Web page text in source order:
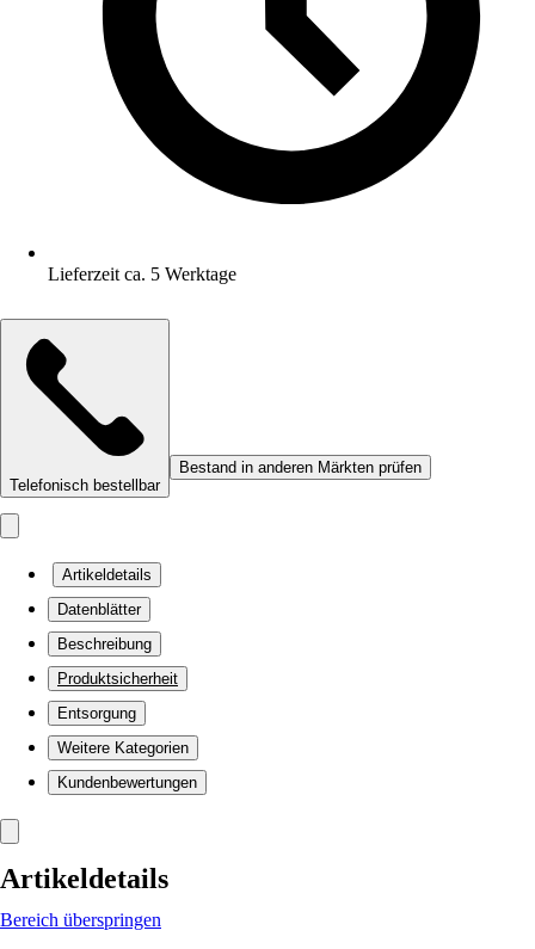
Lieferzeit ca. 5 Werktage
Telefonisch bestellbar
Bestand in anderen Märkten prüfen
Artikeldetails
Datenblätter
Beschreibung
Produktsicherheit
Entsorgung
Weitere Kategorien
Kundenbewertungen
Artikeldetails
Bereich überspringen